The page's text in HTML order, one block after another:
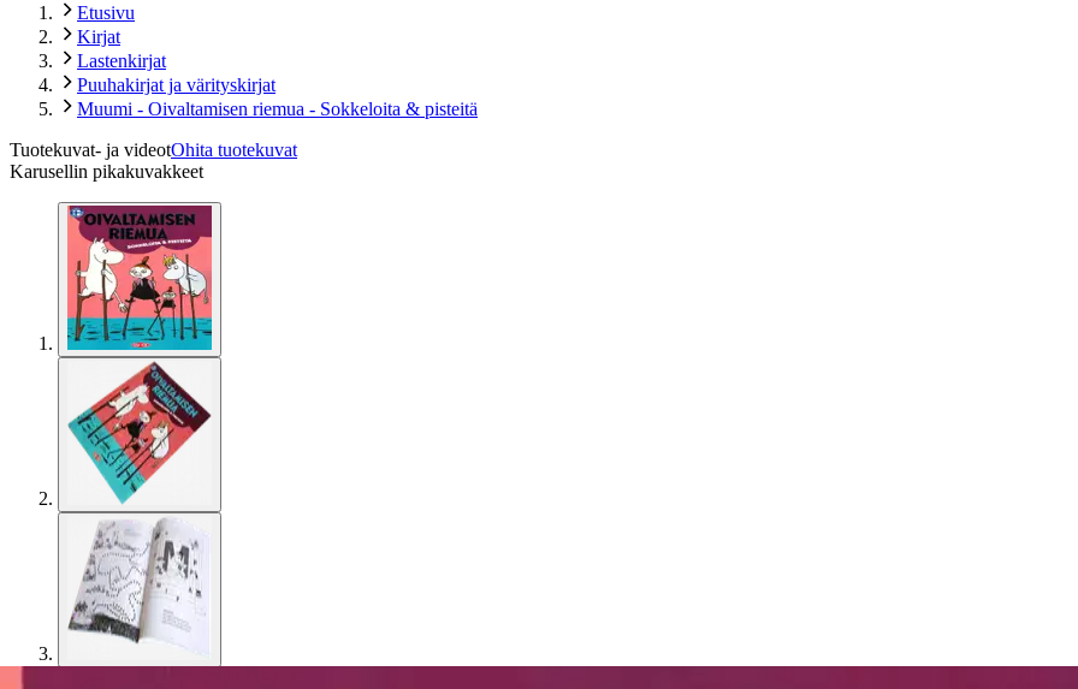
Etusivu
Kirjat
Lastenkirjat
Puuhakirjat ja värityskirjat
Muumi - Oivaltamisen riemua - Sokkeloita & pisteitä
Tuotekuvat- ja videotOhita tuotekuvat
Karusellin pikakuvakkeet